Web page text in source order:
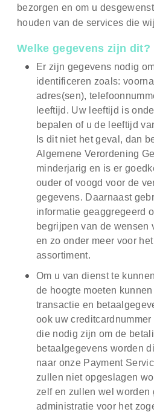
bezorgen en om u
houden van de services die
Welke gegevens zijn dit?
Er zijn gegevens nodig
identificeren zoals:
adres(sen),
leeftijd. Uw leeftijd is
bepalen of u de leeftijd
Is dit niet het geval, dan
Algemene Verordening
minderjarig en is er
ouder of voogd voor de
gegevens. Daarnaast
informatie geaggregeerd
begrijpen van de wensen
en zo onder meer voor
assortiment.
Om u van dienst te
de hoogte moeten
transactie en
ook uw
die nodig zijn om de
betaalgegevens worden
naar onze Payment
zullen niet opgeslagen
zelf en zullen wel worden
administratie voor het